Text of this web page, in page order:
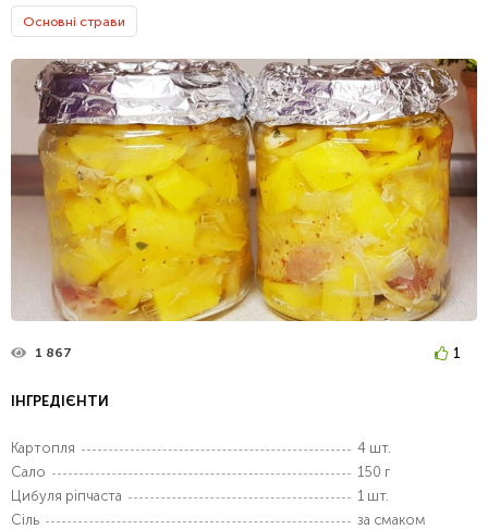
Основні страви
1 867 1
ІНГРЕДІЄНТИ
Картопля
4 шт.
Сало
150 г
Цибуля ріпчаста
1 шт.
Сіль
за смаком